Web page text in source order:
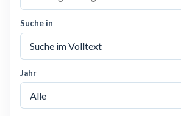
Suche in
Jahr